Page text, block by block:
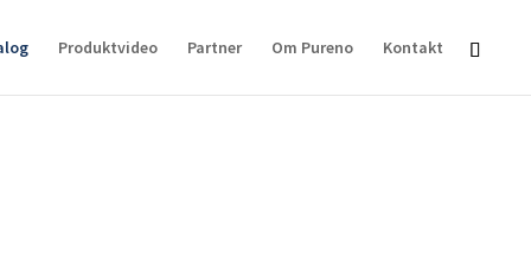
Produktvideo Partner Om Pureno Kontakt